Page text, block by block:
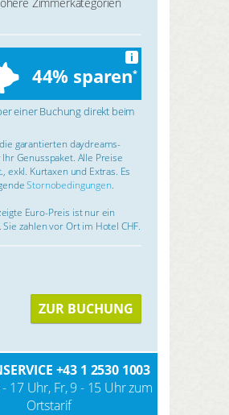
44% sparen*
i
einer Buchung direkt beim
garantierten daydreams-
Genusspaket. Alle Preise
exkl. Kurtaxen und Extras. Es
Stornobedingungen.
Euro-Preis ist nur ein
Sie zahlen vor Ort im Hotel CHF.
ZUR BUCHUNG
+43 1 2530 1003
17 Uhr, Fr, 9 - 15 Uhr zum
Ortstarif